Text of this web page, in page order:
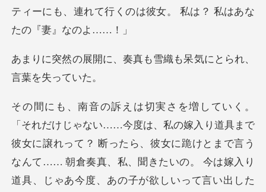
奏真も雪織も呆気にとら
女に譲れって？ 断ったら、彼女に跪けとまで言う
なんて…… 朝倉奏真、私、聞きたいの。 今は嫁入り